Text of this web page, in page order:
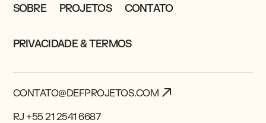
SOBRE PROJETOS CONTATO
PRIVACIDADE & TERMOS
CONTATO@DEFPROJETOS.COM
RJ +55 21 2541 6687